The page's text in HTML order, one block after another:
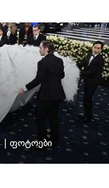
| ფოტოები